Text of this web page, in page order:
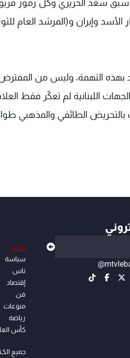
وإيران و(المرشد العام
التهمة، وليس من المفترض
اللبنانية لم تعكّر فقط
بالتحريض الطائفي والمذهبي
الأخبار
سياسة
ناس
إقتصاد
فن
منوعات
رياضة
كأس
جميع